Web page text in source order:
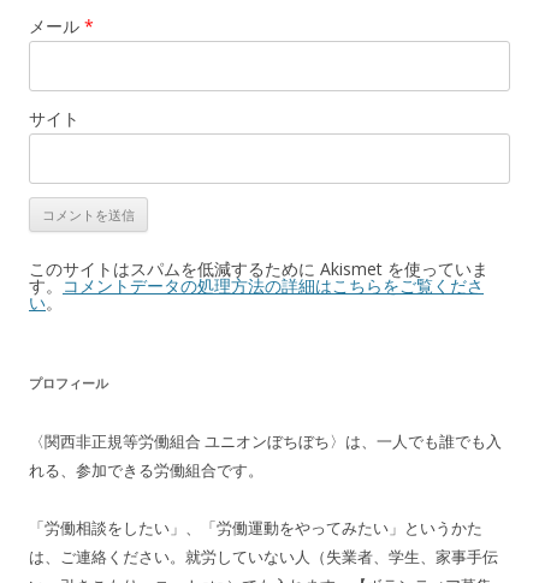
メール *
サイト
このサイトはスパムを低減するために Akismet を使っていま
す。 コメントデータの処理方法の詳細はこちらをご覧くださ
い。
プロフィール
〈関西非正規等労働組合 ユニオンぼちぼち〉は、一人でも誰でも入
れる、参加できる労働組合です。
「労働相談をしたい」、「労働運動をやってみたい」というかた
は、ご連絡ください。就労していない人（失業者、学生、家事手伝